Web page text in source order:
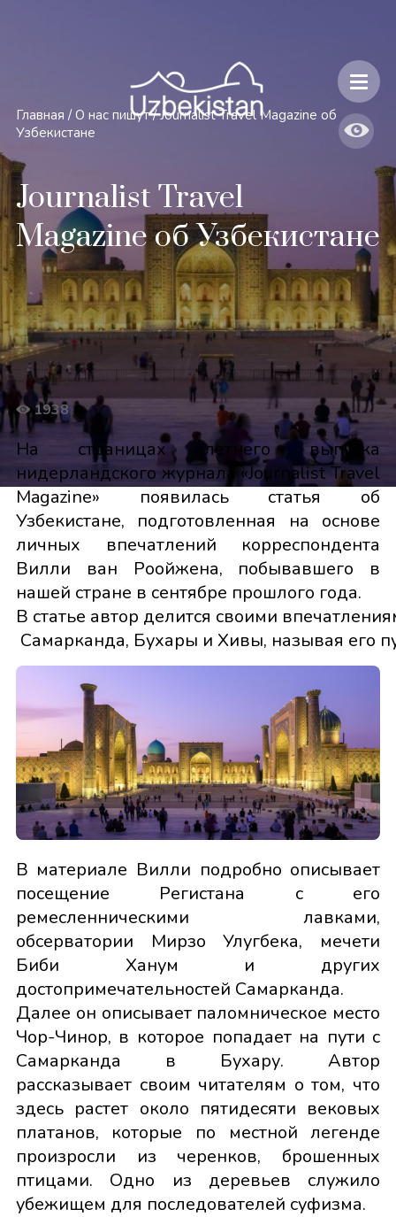
Главная / О нас пишут / Journalist Travel Magazine об
Узбекистане
Journalist Travel
Magazine об Узбекистане
1938
На страницах летнего выпуска
нидерландского журнала «Journalist Travel
Magazine» появилась статья об
Узбекистане, подготовленная на основе
личных впечатлений корреспондента
Вилли ван Роойжена, побывавшего в
нашей стране в сентябре прошлого года.
В статье автор делится своими
Самарканда, Бухары и Хивы, называя его
В материале Вилли подробно описывает
посещение Регистана с его
ремесленническими лавками,
обсерватории Мирзо Улугбека, мечети
Биби Ханум и других
достопримечательностей Самарканда.
Далее он описывает паломническое место
Чор-Чинор, в которое попадает на пути c
Самарканда в Бухару. Автор
рассказывает своим читателям о том, что
здесь растет около пятидесяти вековых
платанов, которые по местной легенде
произросли из черенков, брошенных
птицами. Одно из деревьев служило
убежищем для последователей суфизма.